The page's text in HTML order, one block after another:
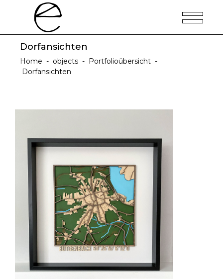
Dorfansichten
Home - objects - Portfolioübersicht -
Dorfansichten